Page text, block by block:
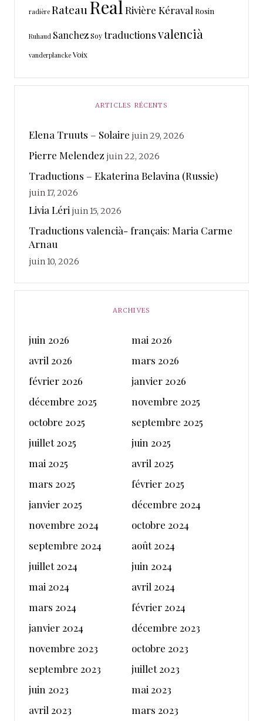
radière Rateau Real Rivière Kéraval Rosin
Ruhaud SanchezSoytraductionsvalencià
vanderplancke Voix
ARTICLES RÉCENTS
Elena Truuts – Solaire juin 29, 2026
Pierre Melendez juin 22, 2026
Traductions – Ekaterina Belavina (Russie)
juin 17, 2026
Livia Léri juin 15, 2026
Traductions valencià- français: Maria Carme
Arnau
juin 10, 2026
ARCHIVES
juin 2026
mai 2026
avril 2026
mars 2026
février 2026
janvier 2026
décembre 2025
novembre 2025
octobre 2025
septembre 2025
juillet 2025
juin 2025
mai 2025
avril 2025
mars 2025
février 2025
janvier 2025
décembre 2024
novembre 2024
octobre 2024
septembre 2024
août 2024
juillet 2024
juin 2024
mai 2024
avril 2024
mars 2024
février 2024
janvier 2024
décembre 2023
novembre 2023
octobre 2023
septembre 2023
juillet 2023
juin 2023
mai 2023
avril 2023
mars 2023